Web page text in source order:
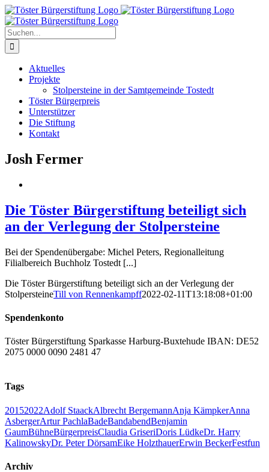
Zum
Inhalt
springen
Suche
nach:
Aktuelles
Projekte
Stolpersteine in der Samtgemeinde Tostedt
Töster Bürgerpreis
Unterstützer
Die Stiftung
Kontakt
Josh Fermer
Die Töster Bürgerstiftung beteiligt sich
an der Verlegung der Stolpersteine
Bei der Spendenübergabe: Michel Peters, Regionalleitung
Filialbereich Buchholz Tostedt [...]
Die Töster Bürgerstiftung beteiligt sich an der Verlegung der
StolpersteineTill von Rennenkampff2022-02-11T13:18:08+01:00
Spendenkonto
Töster Bürgerstiftung Sparkasse Harburg-Buxtehude IBAN: DE52
2075 0000 0090 2481 47
Tags
20152022Adolf StaackAlbrecht BergemannAnja KämpkerAnna
AsbergerArtur PachlaBadeBandabendBenjamin
GaumBühneBürgerpreisClaudia GriseriDoris LüdkeDr. Harry
KalinowskyDr. Peter DörsamEike HolzthauerErwin BeckerFestfun
Archiv